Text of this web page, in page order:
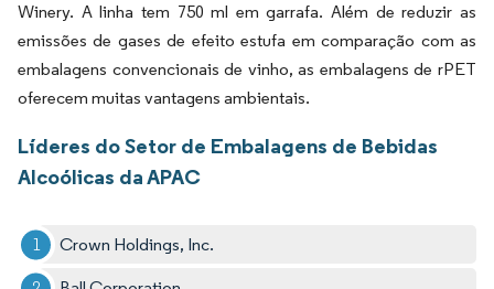
Winery. A linha tem 750 ml em garrafa. Além de reduzir as
emissões de gases de efeito estufa em comparação com as
embalagens convencionais de vinho, as embalagens de rPET
oferecem muitas vantagens ambientais.
Líderes do Setor de Embalagens de Bebidas
Alcoólicas da APAC
Crown Holdings, Inc.